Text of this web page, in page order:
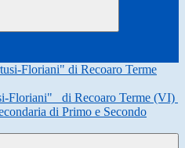
Floriani"
di Recoaro Terme (VI)
di Primo e Secondo